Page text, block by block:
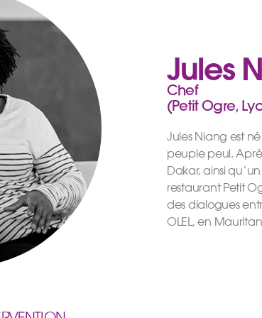
Jules
Chef
(Petit Ogre,
Jules Niang est
peuple peul.
Dakar, ainsi
restaurant Petit
des dialogues
OLEL, en